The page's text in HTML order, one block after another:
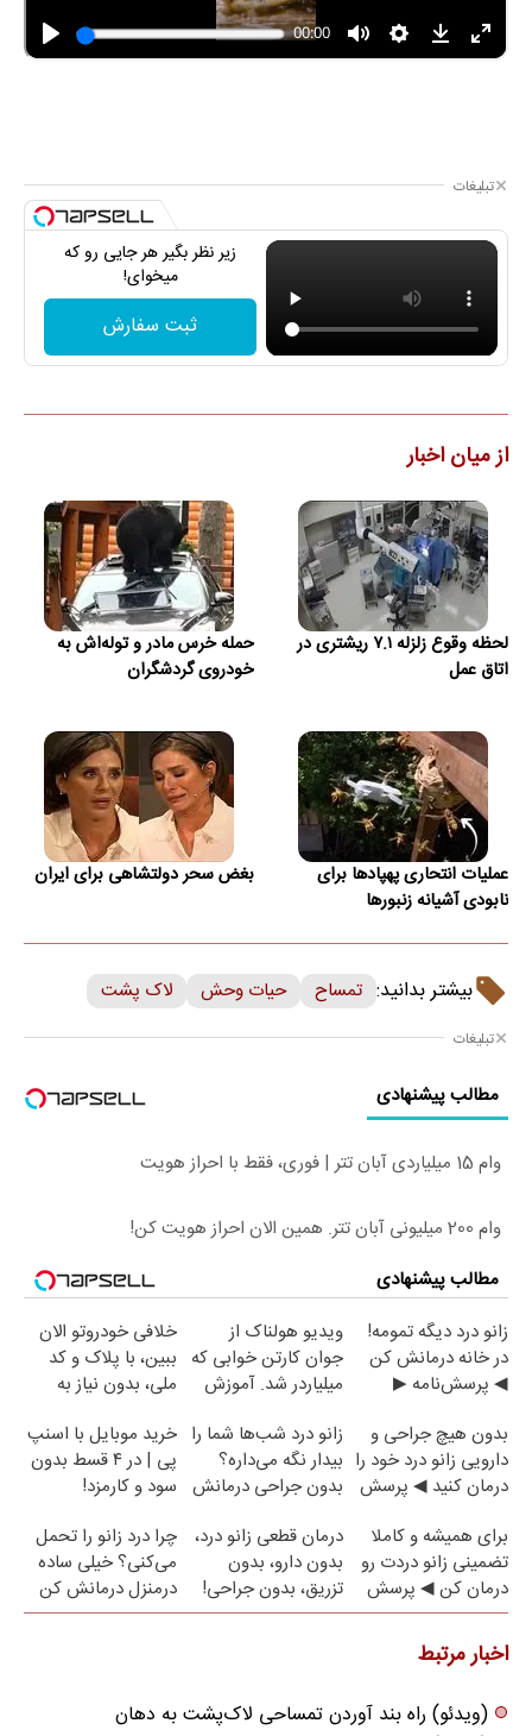
تبلیغات
زیر نظر بگیر هر جایی رو که
میخوای!
ثبت سفارش
از میان اخبار
لحظه وقوع زلزله ۷.۱ ریشتری در
اتاق عمل
حمله خرس مادر و توله‌اش به
خودروی گردشگران
عملیات انتحاری پهپادها برای
نابودی آشیانه زنبورها
بغض سحر دولتشاهی برای ایران
بیشتر بدانید: تمساح حیات وحش لاک پشت
تبلیغات
مطالب پیشنهادی
وام 15 میلیاردی آبان تتر | فوری، فقط با احراز هویت
وام 200 میلیونی آبان تتر. همین الان احراز هویت کن!
مطالب پیشنهادی
زانو درد دیگه تمومه!
در خانه درمانش کن
◀ پرسش‌نامه ▶
ویدیو هولناک از
جوان کارتن خوابی که
میلیاردر شد. آموزش
خلافی خودروتو الان
ببین، با پلاک و کد
ملی، بدون نیاز به
بدون هیچ جراحی و
دارویی زانو درد خود را
درمان کنید ◀ پرسش
زانو درد شب‌ها شما را
بیدار نگه می‌داره؟
بدون جراحی درمانش
خرید موبایل با اسنپ
پی | در ۴ قسط بدون
سود و کارمزد!
برای همیشه و کاملا
تضمینی زانو دردت رو
درمان کن ◀ پرسش
نامه ▶
درمان قطعی زانو درد،
بدون دارو، بدون
تزریق، بدون جراحی!
(پرسش‌نامه)
چرا درد زانو را تحمل
می‌کنی؟ خیلی ساده
درمنزل درمانش کن
اخبار مرتبط
(ویدئو) راه بند آوردن تمساحی لاک‌پشت به دهان